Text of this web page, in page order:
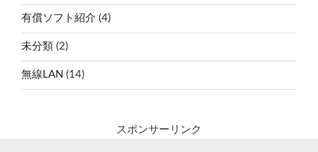
有償ソフト紹介 (4)
未分類 (2)
無線LAN (14)
スポンサーリンク